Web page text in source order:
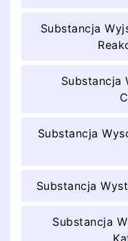
Substancja
Substancja
Substancja
Substancja
Substancja